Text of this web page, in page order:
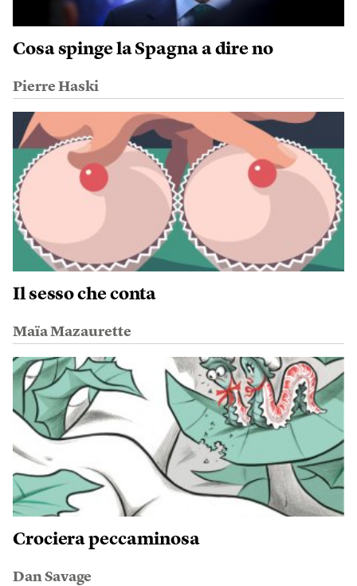
Cosa spinge la Spagna a dire no
Pierre Haski
Il sesso che conta
Maïa Mazaurette
Crociera peccaminosa
Dan Savage